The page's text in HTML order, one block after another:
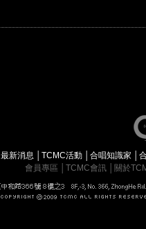
最新消息 │TCMC活動 │合唱知識家 │
會員專區
TCMC會訊 關於